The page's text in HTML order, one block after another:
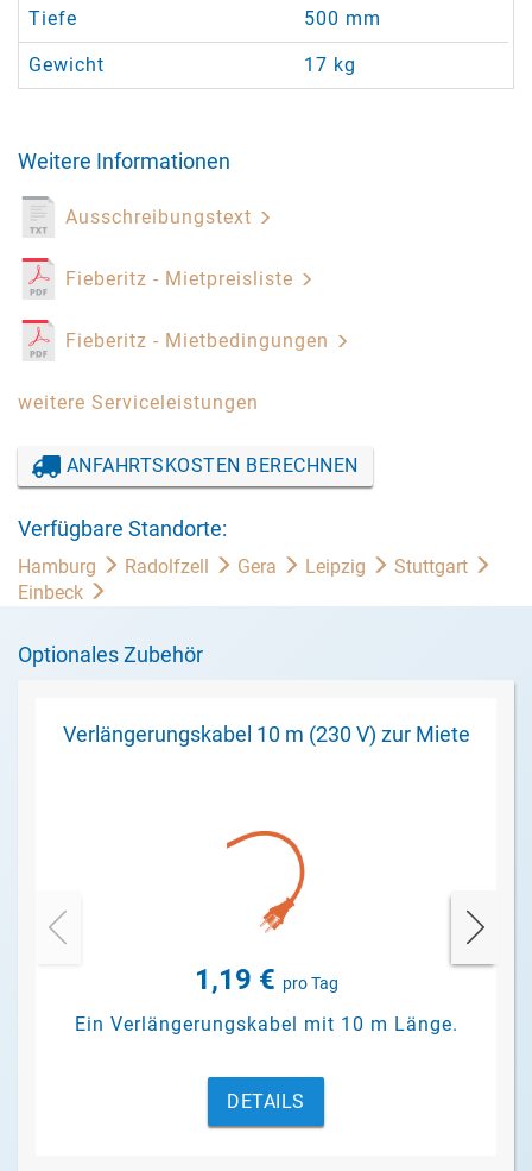
Tiefe 500 mm
Gewicht 17 kg
Weitere Informationen
Ausschreibungstext
Fieberitz - Mietpreisliste
Fieberitz - Mietbedingungen
weitere Serviceleistungen
ANFAHRTSKOSTEN BERECHNEN
Verfügbare Standorte:
Hamburg Radolfzell Gera Leipzig
Stuttgart
Einbeck
Optionales Zubehör
Verlängerungskabel 10 m (230 V) zur Miete
1,19 € pro Tag
Ein Verlängerungskabel mit 10 m Länge.
DETAILS